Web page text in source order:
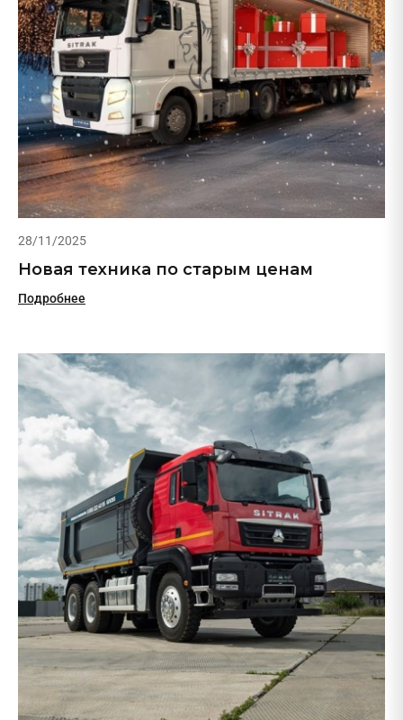
28/11/2025
Новая техника по старым ценам
Подробнее